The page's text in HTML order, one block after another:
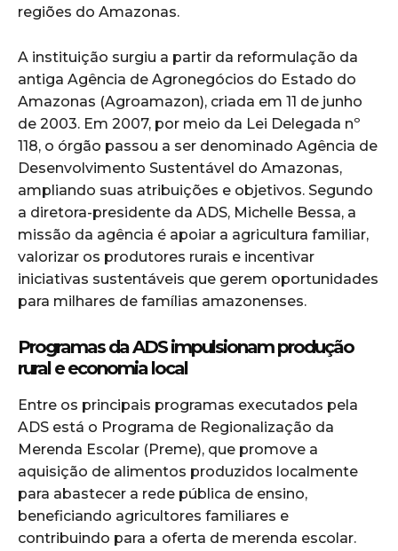
regiões do Amazonas.
A instituição surgiu a partir da reformulação da
antiga Agência de Agronegócios do Estado do
Amazonas (Agroamazon), criada em 11 de junho
de 2003. Em 2007, por meio da Lei Delegada nº
118, o órgão passou a ser denominado Agência de
Desenvolvimento Sustentável do Amazonas,
ampliando suas atribuições e objetivos. Segundo
a diretora-presidente da ADS, Michelle Bessa, a
missão da agência é apoiar a agricultura familiar,
valorizar os produtores rurais e incentivar
iniciativas sustentáveis que gerem oportunidades
para milhares de famílias amazonenses.
Programas da ADS impulsionam produção
rural e economia local
Entre os principais programas executados pela
ADS está o Programa de Regionalização da
Merenda Escolar (Preme), que promove a
aquisição de alimentos produzidos localmente
para abastecer a rede pública de ensino,
beneficiando agricultores familiares e
contribuindo para a oferta de merenda escolar.